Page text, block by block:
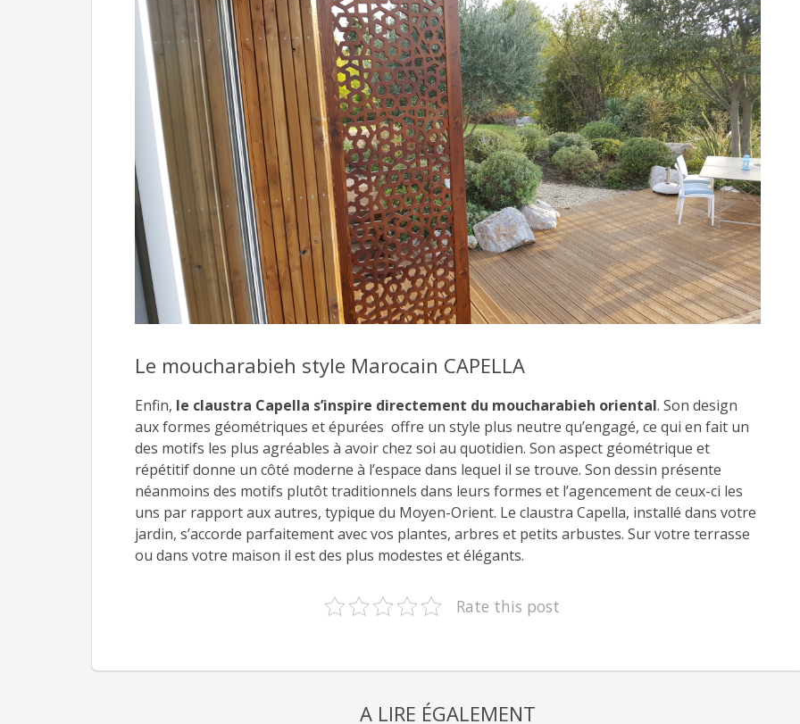
Le moucharabieh style Marocain CAPELLA
Enfin, le claustra Capella s’inspire directement du moucharabieh oriental. Son design
aux formes géométriques et épurées offre un style plus neutre qu’engagé, ce qui en fait un
des motifs les plus agréables à avoir chez soi au quotidien. Son aspect géométrique et
répétitif donne un côté moderne à l’espace dans lequel il se trouve. Son dessin présente
néanmoins des motifs plutôt traditionnels dans leurs formes et l’agencement de ceux-ci les
uns par rapport aux autres, typique du Moyen-Orient. Le claustra Capella, installé dans votre
jardin, s’accorde parfaitement avec vos plantes, arbres et petits arbustes. Sur votre terrasse
ou dans votre maison il est des plus modestes et élégants.
Rate this post
A LIRE ÉGALEMENT